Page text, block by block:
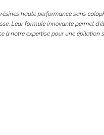
haute performance sans
Leur formule innovante permet
à notre expertise pour une épilation